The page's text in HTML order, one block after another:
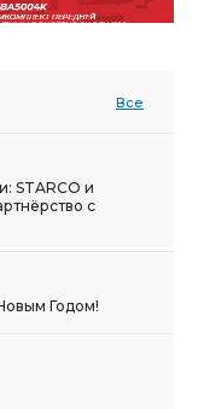
Все
STARCO и
с
Годом!